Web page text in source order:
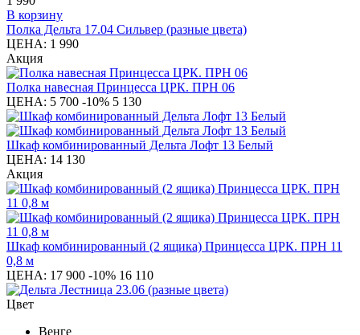
В корзину
Полка Дельта 17.04 Сильвер (разные цвета)
ЦЕНА: 1 990
Акция
Полка навесная Принцесса ЦРК. ПРН 06
ЦЕНА: 5 700 -10% 5 130
Шкаф комбинированный Дельта Лофт 13 Белый
ЦЕНА: 14 130
Акция
Шкаф комбинированный (2 ящика) Принцесса ЦРК. ПРН 11
0,8 м
ЦЕНА: 17 900 -10% 16 110
Цвет
Венге